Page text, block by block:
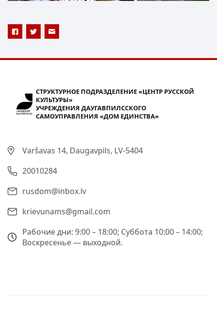
СТРУКТУРНОЕ ПОДРАЗДЕЛЕНИЕ «ЦЕНТР РУССКОЙ
КУЛЬТУРЫ»
УЧРЕЖДЕНИЯ ДАУГАВПИЛССКОГО
САМОУПРАВЛЕНИЯ «ДОМ ЕДИНСТВА»
Varšavas 14, Daugavpils, LV-5404
20010284
rusdom@inbox.lv
krievunams@gmail.com
Рабочие дни: 9:00 – 18:00; Суббота 10:00 – 14:00;
Воскресенье — выходной.